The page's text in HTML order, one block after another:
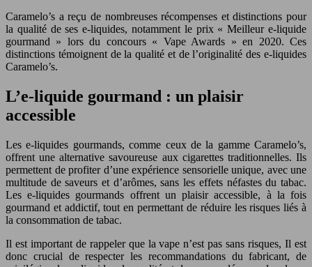
Caramelo’s a reçu de nombreuses récompenses et distinctions pour
la qualité de ses e-liquides, notamment le prix « Meilleur e-liquide
gourmand » lors du concours « Vape Awards » en 2020. Ces
distinctions témoignent de la qualité et de l’originalité des e-liquides
Caramelo’s.
L’e-liquide gourmand : un plaisir
accessible
Les e-liquides gourmands, comme ceux de la gamme Caramelo’s,
offrent une alternative savoureuse aux cigarettes traditionnelles. Ils
permettent de profiter d’une expérience sensorielle unique, avec une
multitude de saveurs et d’arômes, sans les effets néfastes du tabac.
Les e-liquides gourmands offrent un plaisir accessible, à la fois
gourmand et addictif, tout en permettant de réduire les risques liés à
la consommation de tabac.
Il est important de rappeler que la vape n’est pas sans risques, Il est
donc crucial de respecter les recommandations du fabricant, de